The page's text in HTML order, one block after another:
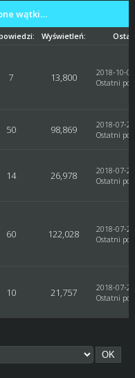
wątki…
Wyświetleń:
7 13,800
2018-10-
Ostatni
50 98,869
2018-07-
Ostatni
14 26,978
2018-07-
Ostatni
60 122,028
2018-07-
Ostatni
10 21,757
2018-07-
Ostatni